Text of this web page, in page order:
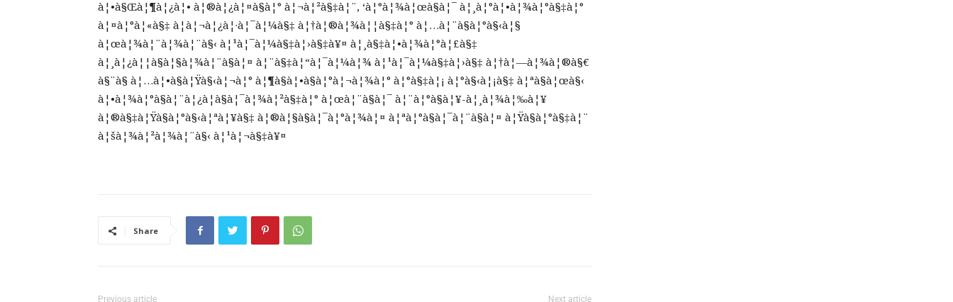
à¦•à§Œà¦¶à¦¿à¦• à¦®à¦¿à¦¤à§à¦° à¦¬à¦²à§‡à¦¨, ‘à¦°à¦¾à¦œà§à¦¯ à¦¸à¦°à¦•à¦¾à¦°à§‡à¦°
à¦¤à¦°à¦«à§‡ à¦à¦¬à¦¿à¦·à¦¯à¦¼à§‡ à¦†à¦®à¦¾à¦¦à§‡à¦° à¦…à¦¨à§à¦°à§‹à¦§
à¦œà¦¾à¦¨à¦¾à¦¨à§‹ à¦¹à¦¯à¦¼à§‡à¦›à§‡à¥¤ à¦¸à§‡à¦•à¦¾à¦°à¦£à§‡
à¦¸à¦¿à¦¦à§à¦§à¦¾à¦¨à§à¦¤ à¦¨à§‡à¦“à¦¯à¦¼à¦¾ à¦¹à¦¯à¦¼à§‡à¦›à§‡ à¦†à¦—à¦¾à¦®à§€
à§¨à§­ à¦…à¦•à§à¦Ÿà§‹à¦¬à¦° à¦¶à§à¦•à§à¦°à¦¬à¦¾à¦° à¦°à§‡à¦¡ à¦°à§‹à¦¡à§‡ à¦ªà§à¦œà§‹
à¦•à¦¾à¦°à§à¦¨à¦¿à¦­à§à¦¯à¦¾à¦²à§‡à¦° à¦œà¦¨à§à¦¯ à¦¨à¦°à§à¦¥-à¦¸à¦¾à¦‰à¦¥
à¦®à§‡à¦Ÿà§à¦°à§‹à¦ªà¦¥à§‡ à¦®à¦§à§à¦¯à¦°à¦¾à¦¤ à¦ªà¦°à§à¦¯à¦¨à§à¦¤ à¦Ÿà§à¦°à§‡à¦¨
à¦šà¦¾à¦²à¦¾à¦¨à§‹ à¦¹à¦¬à§‡à¥¤
Share
Previous article Next article